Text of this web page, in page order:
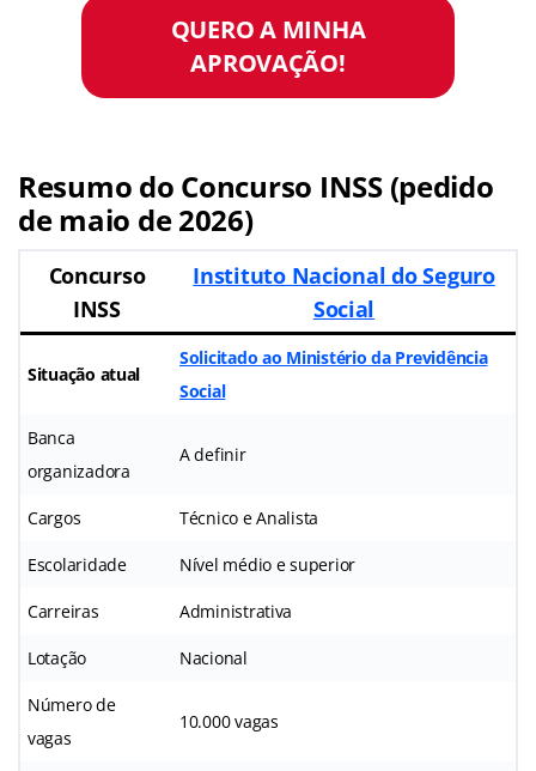
QUERO A MINHA
APROVAÇÃO!
Resumo do Concurso INSS (pedido
de maio de 2026)
Concurso
INSS
Instituto Nacional do Seguro
Social
Situação atual
Solicitado ao Ministério da Previdência
Social
Banca
organizadora
A definir
Cargos Técnico e Analista
Escolaridade Nível médio e superior
Carreiras Administrativa
Lotação Nacional
Número de
vagas
10.000 vagas